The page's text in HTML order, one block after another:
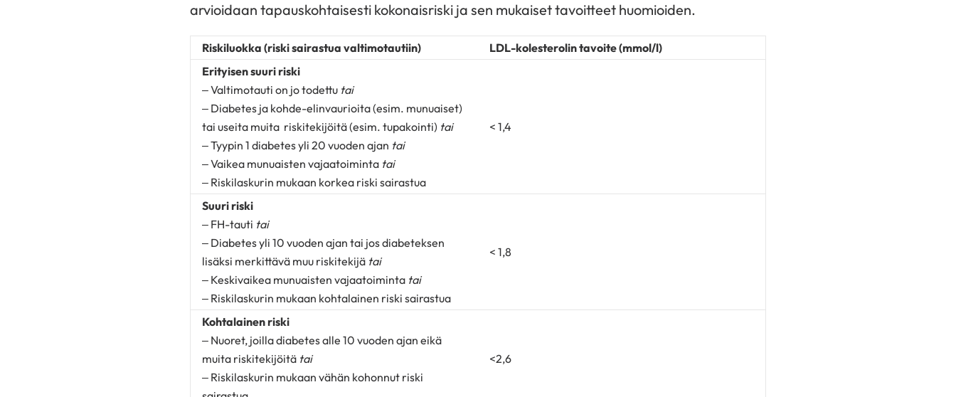
arvioidaan tapauskohtaisesti kokonaisriski ja sen mukaiset tavoitteet huomioiden.
Riskiluokka (riski sairastua valtimotautiin)
LDL-kolesterolin tavoite (mmol/l)
Erityisen suuri riski
– Valtimotauti on jo todettu tai
– Diabetes ja kohde-elinvaurioita (esim. munuaiset)
tai useita muita riskitekijöitä (esim. tupakointi) tai
– Tyypin 1 diabetes yli 20 vuoden ajan tai
– Vaikea munuaisten vajaatoiminta tai
– Riskilaskurin mukaan korkea riski sairastua
< 1,4
Suuri riski
– FH-tauti tai
– Diabetes yli 10 vuoden ajan tai jos diabeteksen
lisäksi merkittävä muu riskitekijä tai
– Keskivaikea munuaisten vajaatoiminta tai
– Riskilaskurin mukaan kohtalainen riski sairastua
< 1,8
Kohtalainen riski
– Nuoret, joilla diabetes alle 10 vuoden ajan eikä
muita riskitekijöitä tai
– Riskilaskurin mukaan vähän kohonnut riski
<2,6